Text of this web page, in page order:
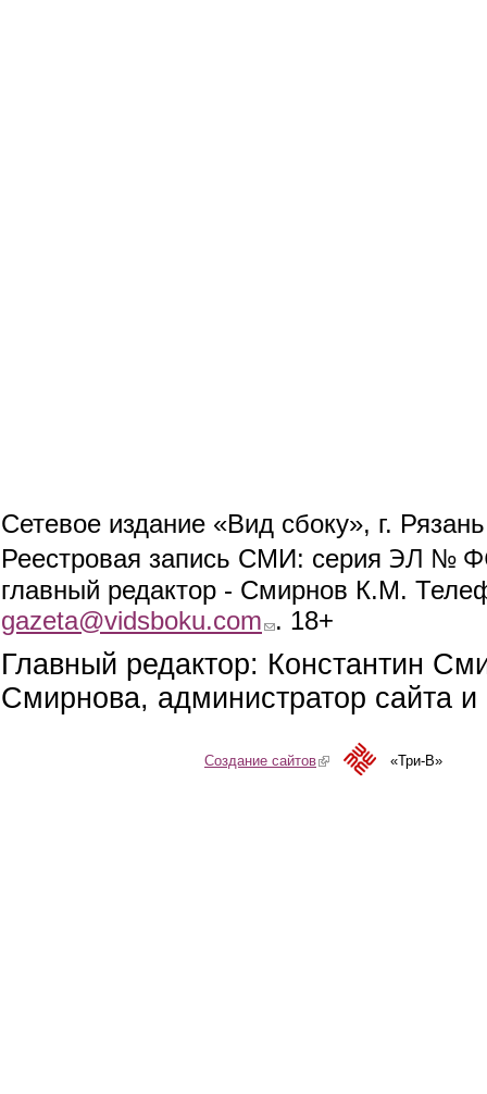
Сетевое издание «Вид сбоку», г.
Реестровая запись СМИ: серия ЭЛ №
главный редактор - Смирнов К.М.
gazeta@vidsboku.com (link sends e-mail)
. 18+
Главный редактор: Константин
Смирнова, администратор сайта
Создание сайтов(link is external)«Три-В»